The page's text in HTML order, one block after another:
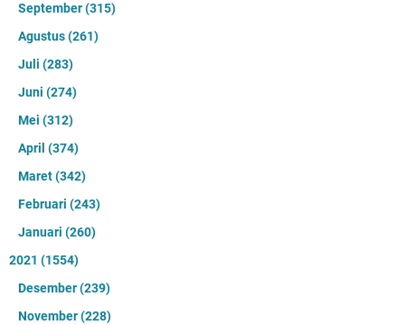
September(315)
Agustus(261)
Juli (283)
Juni (274)
Mei (312)
April (374)
Maret(342)
Februari (243)
Januari (260)
2021 (1554)
Desember(239)
November(228)